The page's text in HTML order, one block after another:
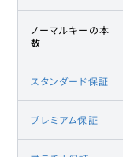
ノーマルキーの本
数
スタンダード保証
プレミアム保証